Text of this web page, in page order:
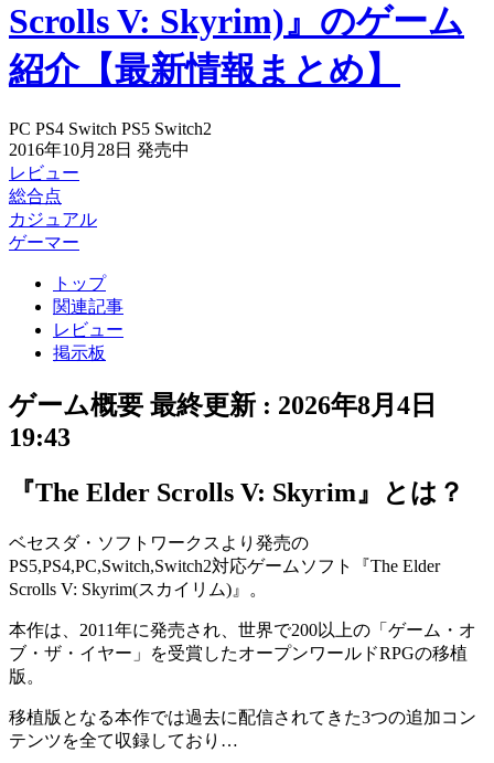
Scrolls V: Skyrim)』のゲーム
紹介【最新情報まとめ】
PC PS4 Switch PS5 Switch2
2016年10月28日 発売中
レビュー
総合点
カジュアル
ゲーマー
トップ
関連記事
レビュー
掲示板
ゲーム概要 最終更新 : 2026年8月4日
19:43
『The Elder Scrolls V: Skyrim』とは？
ベセスダ・ソフトワークスより発売の
PS5,PS4,PC,Switch,Switch2対応ゲームソフト『The Elder
Scrolls V: Skyrim(スカイリム) 』。
本作は、2011年に発売され、世界で200以上の「 ゲーム・オ
ブ・ザ・イヤー 」を受賞したオープンワールドRPGの移植
版。
移植版となる本作では過去に配信されてきた3つの追加コン
テンツを全て収録しており…